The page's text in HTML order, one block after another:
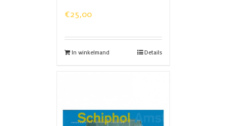
€25,00
In winkelmand Details